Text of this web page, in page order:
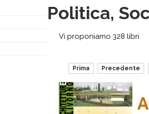
Politica,
Vi proponiamo 328 libri
Prima Precedente